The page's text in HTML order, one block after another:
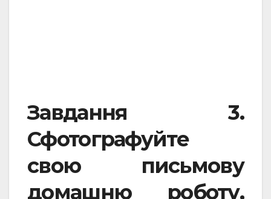
Завдання 3.
Сфотографуйте
свою письмову
домашню роботу,